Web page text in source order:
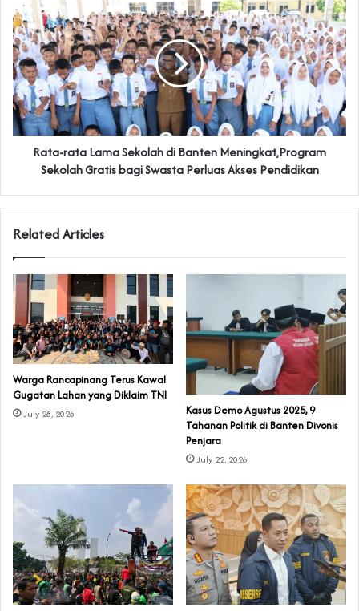
Rata-rata Lama Sekolah di Banten Meningkat,Program
Sekolah Gratis bagi Swasta Perluas Akses Pendidikan
Related Articles
‎Warga Rancapinang Terus Kawal
Gugatan Lahan yang Diklaim TNI‎‎
July 28, 2026
‎Kasus Demo Agustus 2025, 9
Tahanan Politik di Banten Divonis
Penjara
July 22, 2026